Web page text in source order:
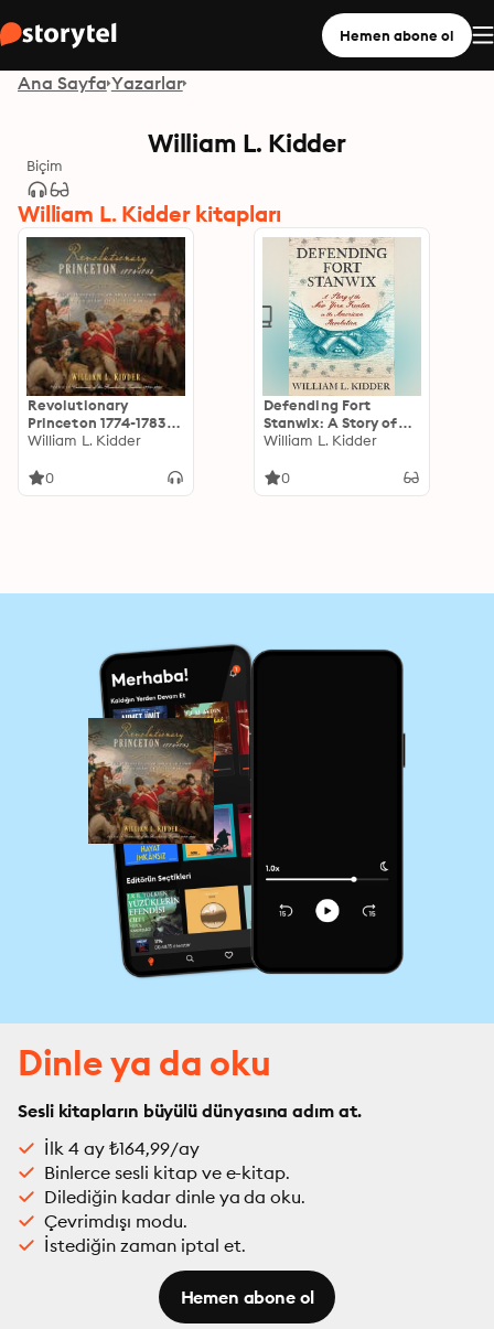
Hemen abone ol
Ana Sayfa Yazarlar
William L. Kidder
Biçim
William L. Kidder kitapları
Revolutionary
Princeton 1774-1783:
The Biography of an
Heart of a Civil War
William L. Kidder
0
Defending Fort
Stanwix: A Story of
the New York Frontier
Revolution
William L. Kidder
0
Dinle ya da oku
Sesli kitapların büyülü dünyasına adım at.
İlk 4 ay ₺164,99/ay
Binlerce sesli kitap ve e-kitap.
Dilediğin kadar dinle ya da oku.
Çevrimdışı modu.
İstediğin zaman iptal et.
Hemen abone ol